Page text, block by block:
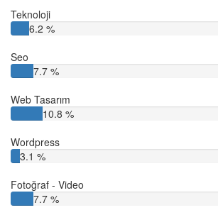
Teknoloji
6.2 %
Seo
7.7 %
Web Tasarım
10.8 %
Wordpress
3.1 %
Fotoğraf - Video
7.7 %